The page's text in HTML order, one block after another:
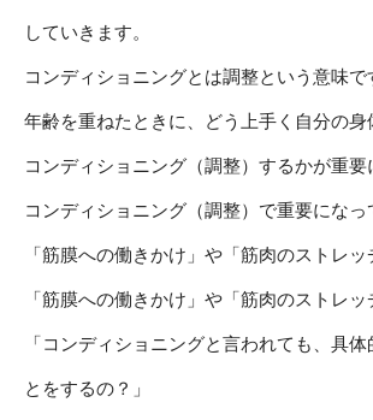
していきます。
コンディショニングとは調整という意味で
年齢を重ねたときに、どう上手く自分の身
コンディショニング（調整）するかが重要
コンディショニング（調整）で重要になっ
「筋膜への働きかけ」や「筋肉のストレッ
「筋膜への働きかけ」や「筋肉のストレッ
「コンディショニングと言われても、具
とをするの？」